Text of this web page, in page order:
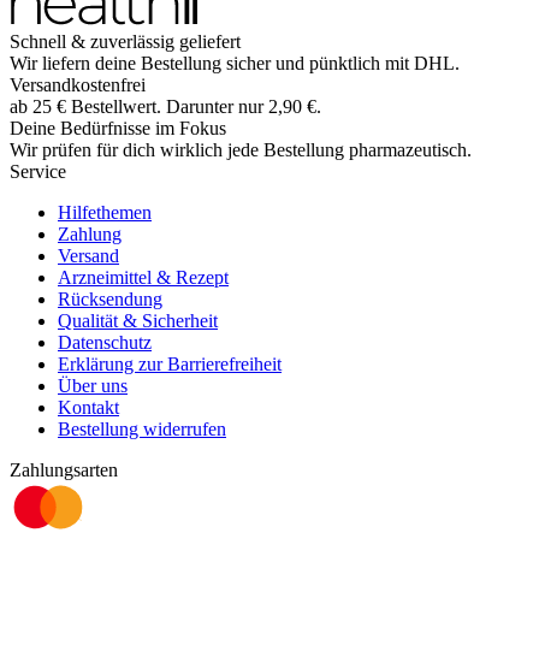
Schnell & zuverlässig geliefert
Wir liefern deine Bestellung sicher und pünktlich mitDHL.
Versandkostenfrei
ab 25 € Bestellwert. Darunter nur2,90 €.
Deine Bedürfnisse im Fokus
Wir prüfen für dich wirklich jede Bestellung pharmazeutisch.
Service
Hilfethemen
Zahlung
Versand
Arzneimittel & Rezept
Rücksendung
Qualität & Sicherheit
Datenschutz
Erklärung zur Barrierefreiheit
Über uns
Kontakt
Bestellung widerrufen
Zahlungsarten